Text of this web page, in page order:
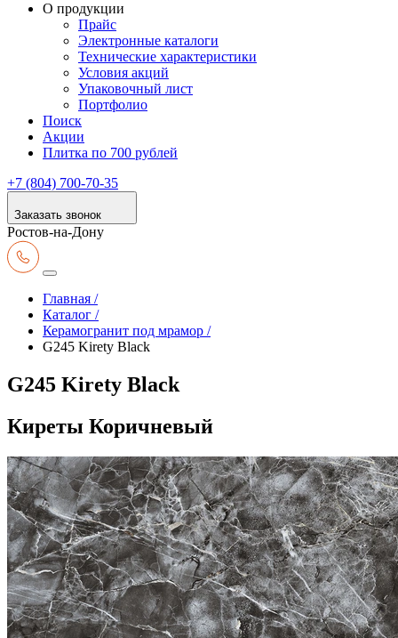
О продукции
Прайс
Электронные каталоги
Технические характеристики
Условия акций
Упаковочный лист
Портфолио
Поиск
Акции
Плитка по 700 рублей
+7 (804) 700-70-35
Заказать звонок
Ростов-на-Дону
Главная /
Каталог /
Керамогранит под мрамор /
G245 Kirety Black
G245 Kirety Black
Киреты Коричневый